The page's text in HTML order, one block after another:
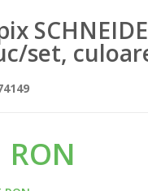
set,
RON